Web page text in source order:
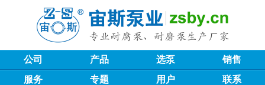
公司 产品 选泵
销售
服务
专题 用户 联系